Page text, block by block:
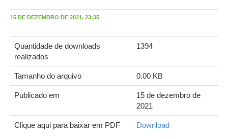
15 DE DEZEMBRO DE 2021, 23:35
Quantidade de downloads
realizados
1394
Tamanho do arquivo 0.00 KB
Publicado em
15 de dezembro de
2021
Clique aqui para baixar em PDF Download